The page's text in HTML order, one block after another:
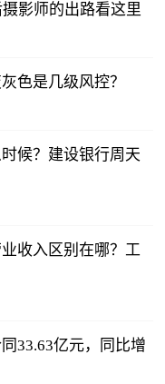
影师的出路看这里
色是几级风控？
候？建设银行周天
收入区别在哪？工
33.63亿元，同比增